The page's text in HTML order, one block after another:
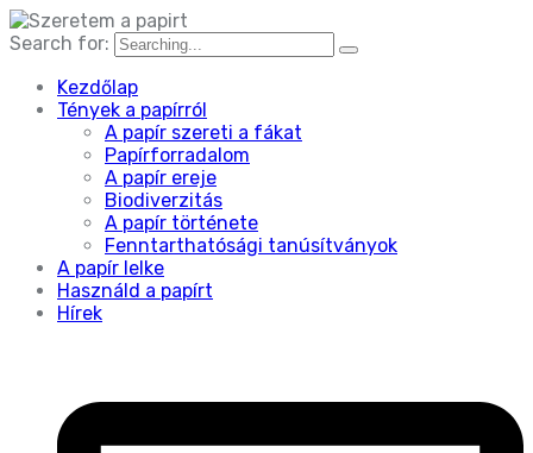
Search for:
Kezdőlap
Tények a papírról
A papír szereti a fákat
Papírforradalom
A papír ereje
Biodiverzitás
A papír története
Fenntarthatósági tanúsítványok
A papír lelke
Használd a papírt
Hírek